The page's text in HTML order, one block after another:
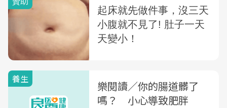
養生
樂閱讀／你的腸道髒了
嗎？ 小心導致肥胖